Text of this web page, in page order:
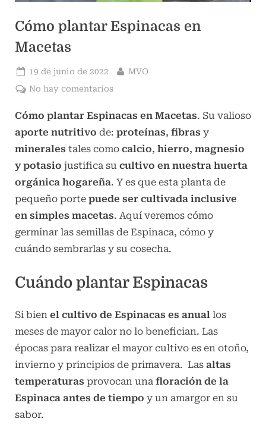
n
i
s
Cómo plantar Espinacas en
Macetas
Publicado
el
19 de junio de 2022 Por
MVO
No hay comentariosen
plantar
Espinacas
Cómo plantar Espinacas en Macetas. Su valioso
aporte nutritivo de: proteínas, fibras y
minerales tales como calcio, hierro, magnesio
y potasio justifica su cultivo en nuestra huerta
orgánica hogareña. Y es que esta planta de
pequeño porte puede ser cultivada inclusive
en simples macetas. Aquí veremos cómo
germinar las semillas de Espinaca, cómo y
cuándo sembrarlas y su cosecha.
Cuándo plantar Espinacas
Si bien el cultivo de Espinacas es anual los
meses de mayor calor no lo benefician. Las
épocas para realizar el mayor cultivo es en otoño,
invierno y principios de primavera. Las altas
temperaturas provocan una floración de la
Espinaca antes de tiempo y un amargor en su
sabor.